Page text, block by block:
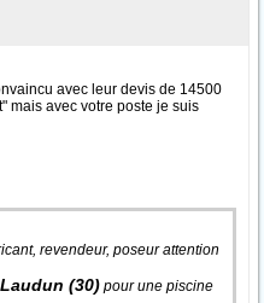
avec leur devis de 14500
mais avec votre poste je suis
revendeur, poseur attention
(30) pour une piscine